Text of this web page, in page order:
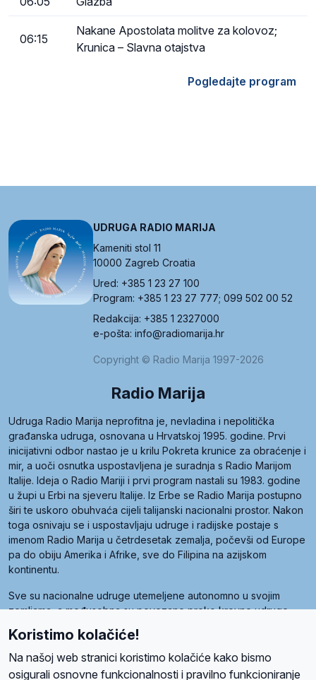
06:15
Nakane Apostolata molitve za kolovoz;
Krunica – Slavna otajstva
Pogledajte program
UDRUGA RADIO MARIJA
Kameniti stol 11
10000 Zagreb Croatia
Ured: +385 1 23 27 100
Program: +385 1 23 27 777; 099 502 00 52
Redakcija: +385 1 2327000
e-pošta: info@radiomarija.hr
Copyright © Radio Marija 1997-2026
Radio Marija
Udruga Radio Marija neprofitna je, nevladina i nepolitička
građanska udruga, osnovana u Hrvatskoj 1995. godine. Prvi
inicijativni odbor nastao je u krilu Pokreta krunice za obraćenje i
mir, a uoči osnutka uspostavljena je suradnja s Radio Marijom
Italije. Ideja o Radio Mariji i prvi program nastali su 1983. godine
u župi u Erbi na sjeveru Italije. Iz Erbe se Radio Marija postupno
širi te uskoro obuhvaća cijeli talijanski nacionalni prostor. Nakon
toga osnivaju se i uspostavljaju udruge i radijske postaje s
imenom Radio Marija u četrdesetak zemalja, počevši od Europe
pa do obiju Amerika i Afrike, sve do Filipina na azijskom
kontinentu.
Sve su nacionalne udruge utemeljene autonomno u svojim
zemljama, a međusobna su povezane preko krovne udruge
Radio Maria). Svjetsku obitelj utemeljilo je sedam članica, među
kojima je i hrvatska Udruga Radio Marija.
Koristimo kolačiće!
Na našoj web stranici koristimo kolačiće kako bismo
osigurali osnovne funkcionalnosti i pravilno funkcioniranje